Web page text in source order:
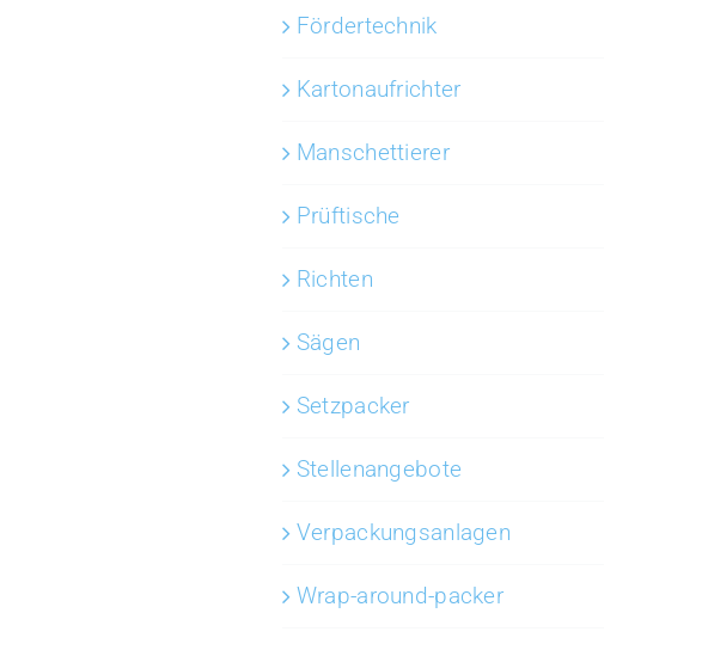
Fördertechnik
Karton­aufrichter
Manschettierer
Prüftische
Richten
Sägen
Setzpacker
Stellenangebote
Verpackungsanlagen
Wrap-around-packer